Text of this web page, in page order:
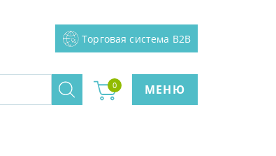
Торговая система B2B
0 МЕНЮ